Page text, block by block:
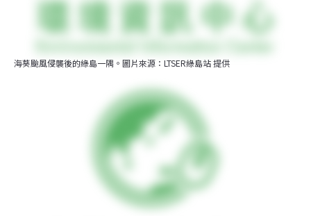
海葵颱風侵襲後的綠島一隅。圖片來源：LTSER綠島站 提供